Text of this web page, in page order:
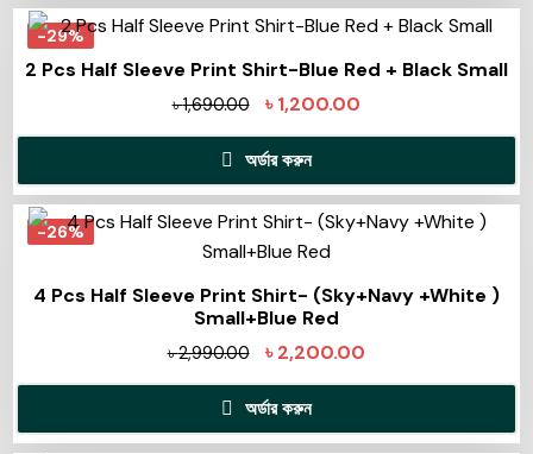
-29%
2 Pcs Half Sleeve Print Shirt-Blue Red + Black Small
৳1,690.00 ৳1,200.00
অর্ডার করুন
-26%
4 Pcs Half Sleeve Print Shirt- (Sky+Navy +White )
Small+Blue Red
৳2,990.00 ৳2,200.00
অর্ডার করুন